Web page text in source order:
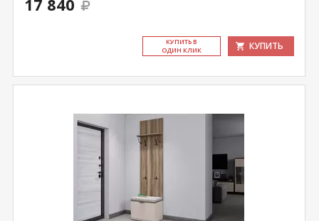
17 840
КУ­ПИТЬ В
ОДИН КЛИК
КУПИТЬ